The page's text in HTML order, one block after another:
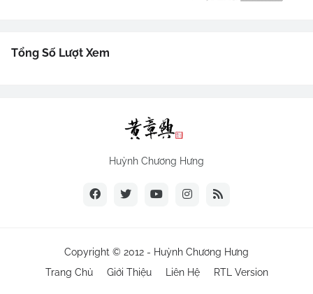
Tổng Số Lượt Xem
Huỳnh Chương Hưng
Copyright © 2012 - Huỳnh Chương Hưng
Trang Chủ
Giới Thiệu Liên Hệ RTL Version